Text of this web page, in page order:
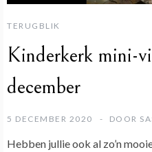
TERUGBLIK
Kinderkerk mini-
december
5 DECEMBER 2020 DOOR
Hebben jullie ook al zo’n